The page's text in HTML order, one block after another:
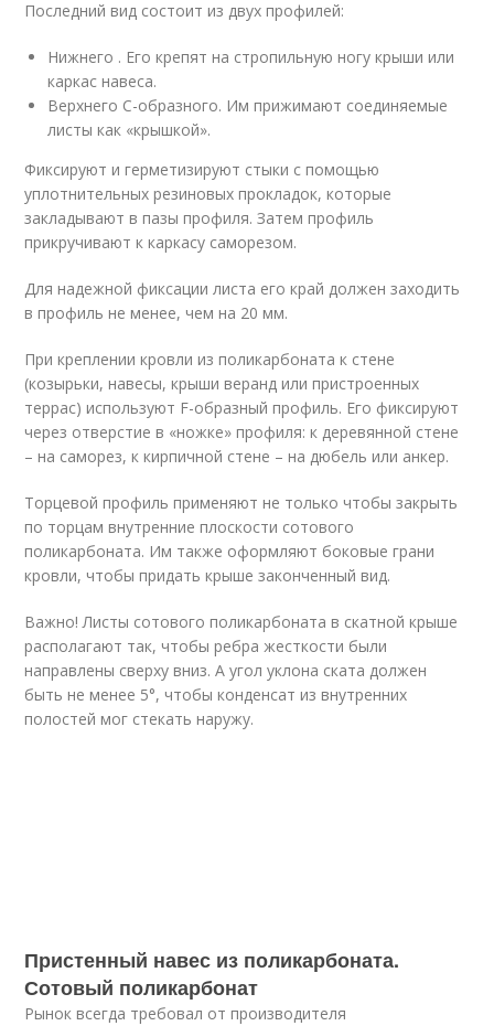
Последний вид состоит из двух профилей:
Нижнего . Его крепят на стропильную ногу крыши или
каркас навеса.
Верхнего С-образного. Им прижимают соединяемые
листы как «крышкой».
Фиксируют и герметизируют стыки с помощью
уплотнительных резиновых прокладок, которые
закладывают в пазы профиля. Затем профиль
прикручивают к каркасу саморезом.
Для надежной фиксации листа его край должен заходить
в профиль не менее, чем на 20 мм.
При креплении кровли из поликарбоната к стене
(козырьки, навесы, крыши веранд или пристроенных
террас) используют F-образный профиль. Его фиксируют
через отверстие в «ножке» профиля: к деревянной стене
– на саморез, к кирпичной стене – на дюбель или анкер.
Торцевой профиль применяют не только чтобы закрыть
по торцам внутренние плоскости сотового
поликарбоната. Им также оформляют боковые грани
кровли, чтобы придать крыше законченный вид.
Важно! Листы сотового поликарбоната в скатной крыше
располагают так, чтобы ребра жесткости были
направлены сверху вниз. А угол уклона ската должен
быть не менее 5°, чтобы конденсат из внутренних
полостей мог стекать наружу.
Пристенный навес из поликарбоната.
Сотовый поликарбонат
Рынок всегда требовал от производителя